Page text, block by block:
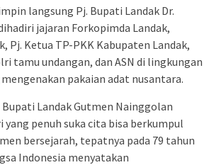
langsung Pj. Bupati Landak Dr.
jajaran Forkopimda Landak,
Pj. Ketua TP-PKK Kabupaten Landak,
tamu undangan, dan ASN di lingkungan
pakaian adat nusantara.
Landak Gutmen Nainggolan
yang penuh suka cita bisa berkumpul
bersejarah, tepatnya pada 79 tahun
Indonesia menyatakan